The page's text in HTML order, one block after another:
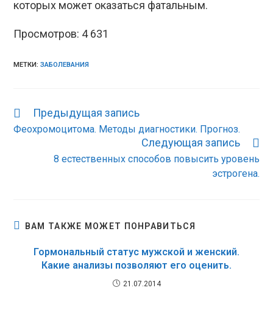
которых может оказаться фатальным.
Просмотров: 4 631
МЕТКИ: ЗАБОЛЕВАНИЯ
Еще
статьи
Предыдущая запись
Феохромоцитома. Методы диагностики. Прогноз.
Следующая запись
8 естественных способов повысить уровень
эстрогена.
ВАМ ТАКЖЕ МОЖЕТ ПОНРАВИТЬСЯ
Гормональный статус мужской и женский.
Какие анализы позволяют его оценить.
21.07.2014